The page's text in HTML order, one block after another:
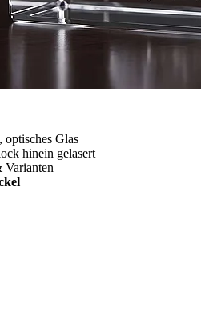
optisches Glas
hinein gelasert
Varianten